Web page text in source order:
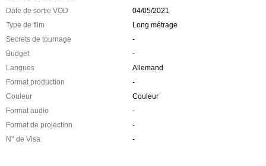
Date de sortie VOD
04/05/2021
Type de film
Long métrage
Secrets de tournage
-
Budget
-
Langues
Allemand
Format production
-
Couleur
Couleur
Format audio
-
Format de projection
-
N° de Visa
-